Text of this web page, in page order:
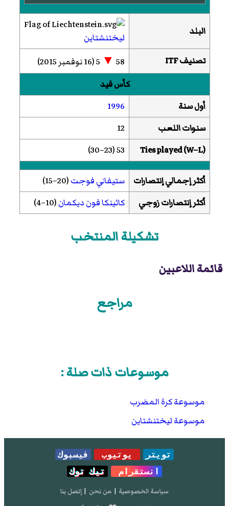
البلد
ليختنشتاين
تصنيف ITF
58
▼
كأس فيد
أول سنة
1996
سنوات اللعب
12
Ties played (W–L)
53 (23–30)
أكثر إجمالي إنتصارات ستيفاني فوجت(20–15)
أكثر إنتصارات زوجي
كاثينكا فون ديكمان(10–4)
تشكيلة المنتخب
قائمة اللاعبين
مراجع
موسوعات ذات صلة :
موسوعة كرة المضرب
موسوعة ليختنشتاين
تويتر يوتيوب
فيسبوك
انستقرام
تيك توك
سياسة الخصوصية | من نحن | إتصل بنا